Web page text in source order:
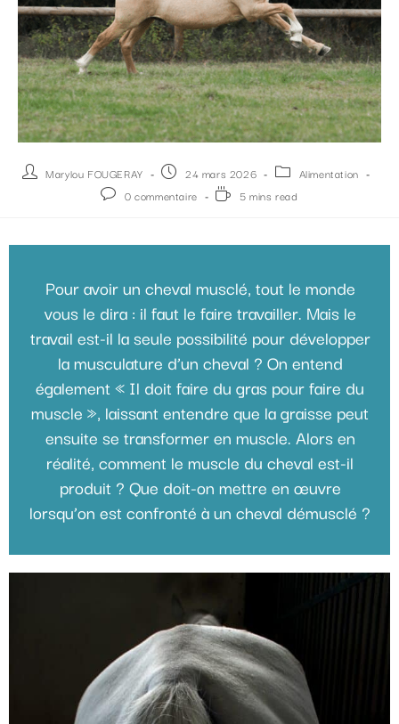
Marylou FOUGERAY 24 mars 2026
Alimentation
0 commentaire
5 mins read
Pour avoir un cheval musclé, tout le monde
vous le dira : il faut le faire travailler. Mais le
travail est-il la seule possibilité pour développer
la musculature d’un cheval ? On entend
également « Il doit faire du gras pour faire du
muscle », laissant entendre que la graisse peut
ensuite se transformer en muscle. Alors en
réalité, comment le muscle du cheval est-il
produit ? Que doit-on mettre en œuvre
lorsqu’on est confronté à un cheval démusclé ?